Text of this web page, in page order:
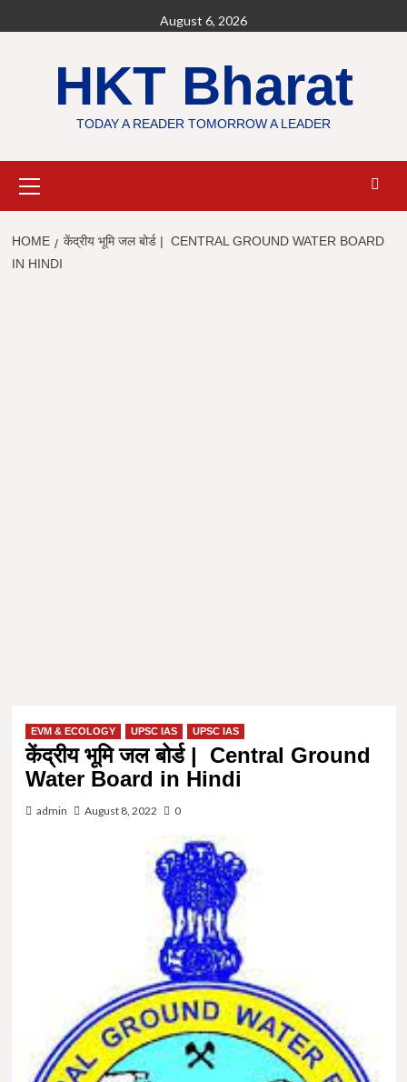
to
August 6, 2026
HKT Bharat
TODAY A READER TOMORROW A LEADER
Menu
HOME
केंद्रीय भूमि जल बोर्ड | CENTRAL GROUND WATER BOARD
IN HINDI
EVM & ECOLOGY UPSC IAS UPSC IAS
केंद्रीय भूमि जल बोर्ड | Central Ground
Water Board in Hindi
admin August 8, 2022 0